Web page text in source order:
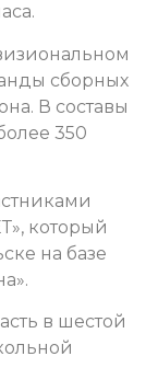
сборных
В составы
350
который
на базе
в шестой